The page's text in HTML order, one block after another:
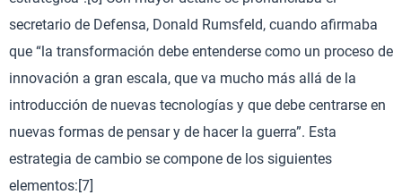
secretario de Defensa, Donald Rumsfeld, cuando afirmaba
que “la transformación debe entenderse como un proceso de
innovación a gran escala, que va mucho más allá de la
introducción de nuevas tecnologías y que debe centrarse en
nuevas formas de pensar y de hacer la guerra”. Esta
estrategia de cambio se compone de los siguientes
elementos:[7]